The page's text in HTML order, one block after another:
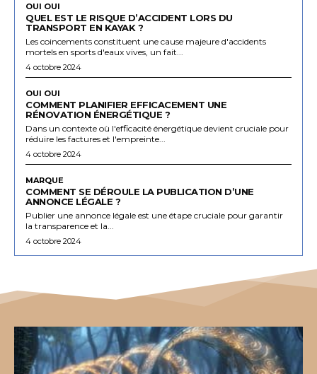
OUI OUI
QUEL EST LE RISQUE D’ACCIDENT LORS DU
TRANSPORT EN KAYAK ?
Les coincements constituent une cause majeure d'accidents
mortels en sports d'eaux vives, un fait...
4 octobre 2024
OUI OUI
COMMENT PLANIFIER EFFICACEMENT UNE
RÉNOVATION ÉNERGÉTIQUE ?
Dans un contexte où l'efficacité énergétique devient cruciale pour
réduire les factures et l'empreinte...
4 octobre 2024
MARQUE
COMMENT SE DÉROULE LA PUBLICATION D’UNE
ANNONCE LÉGALE ?
Publier une annonce légale est une étape cruciale pour garantir
la transparence et la...
4 octobre 2024